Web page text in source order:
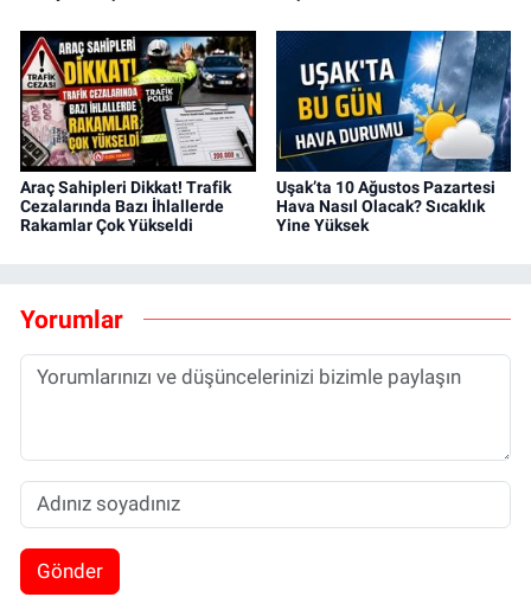
Araç Sahipleri Dikkat! Trafik
Cezalarında Bazı İhlallerde
Rakamlar Çok Yükseldi
Uşak’ta 10 Ağustos Pazartesi
Hava Nasıl Olacak? Sıcaklık
Yine Yüksek
Yorumlar
Gönder